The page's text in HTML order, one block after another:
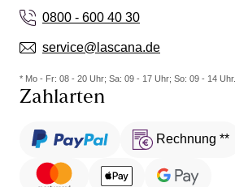
0800 - 600 40 30
service@lascana.de
* Mo - Fr: 08 - 20 Uhr; Sa: 09 - 17 Uhr; So: 09 - 14 Uhr.
Zahlarten
Rechnung **